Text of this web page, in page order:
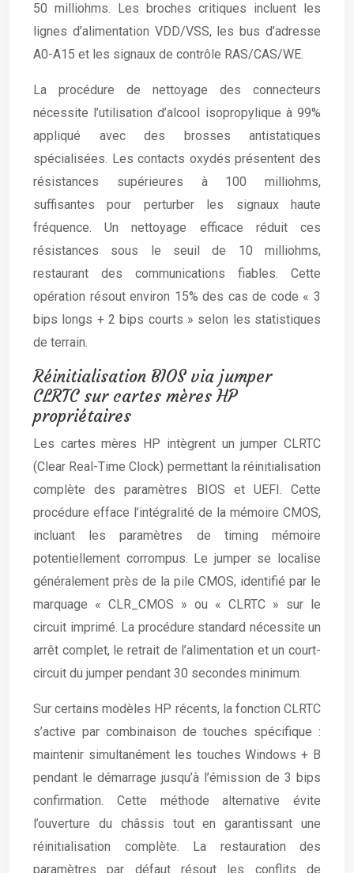
50 milliohms. Les broches critiques incluent les
lignes d’alimentation VDD/VSS, les bus d’adresse
A0-A15 et les signaux de contrôle RAS/CAS/WE.
La procédure de nettoyage des connecteurs
nécessite l’utilisation d’alcool isopropylique à 99%
appliqué avec des brosses antistatiques
spécialisées. Les contacts oxydés présentent des
résistances supérieures à 100 milliohms,
suffisantes pour perturber les signaux haute
fréquence. Un nettoyage efficace réduit ces
résistances sous le seuil de 10 milliohms,
restaurant des communications fiables. Cette
opération résout environ 15% des cas de code « 3
bips longs + 2 bips courts » selon les statistiques
de terrain.
Réinitialisation BIOS via jumper
CLRTC sur cartes mères HP
propriétaires
Les cartes mères HP intègrent un jumper CLRTC
(Clear Real-Time Clock) permettant la réinitialisation
complète des paramètres BIOS et UEFI. Cette
procédure efface l’intégralité de la mémoire CMOS,
incluant les paramètres de timing mémoire
potentiellement corrompus. Le jumper se localise
généralement près de la pile CMOS, identifié par le
marquage « CLR_CMOS » ou « CLRTC » sur le
circuit imprimé. La procédure standard nécessite un
arrêt complet, le retrait de l’alimentation et un court-
circuit du jumper pendant 30 secondes minimum.
Sur certains modèles HP récents, la fonction CLRTC
s’active par combinaison de touches spécifique :
maintenir simultanément les touches Windows + B
pendant le démarrage jusqu’à l’émission de 3 bips
confirmation. Cette méthode alternative évite
l’ouverture du châssis tout en garantissant une
réinitialisation complète. La restauration des
paramètres par défaut résout les conflits de